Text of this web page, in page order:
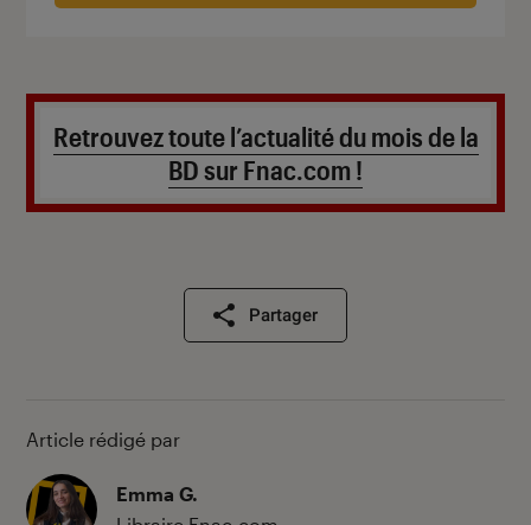
Retrouvez toute l’actualité du mois de la
BD sur Fnac.com !
Partager
Article rédigé par
Emma G.